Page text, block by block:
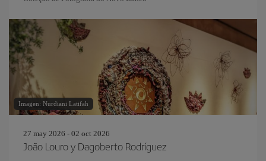
Imagen: Nurdiani Latifah
27 may 2026 - 02 oct 2026
João Louro y Dagoberto Rodríguez